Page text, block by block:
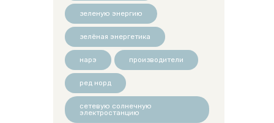
зеленую энергию
зелёная энергетика
нарэ производители
ред норд
сетевую солнечную
электростанцию